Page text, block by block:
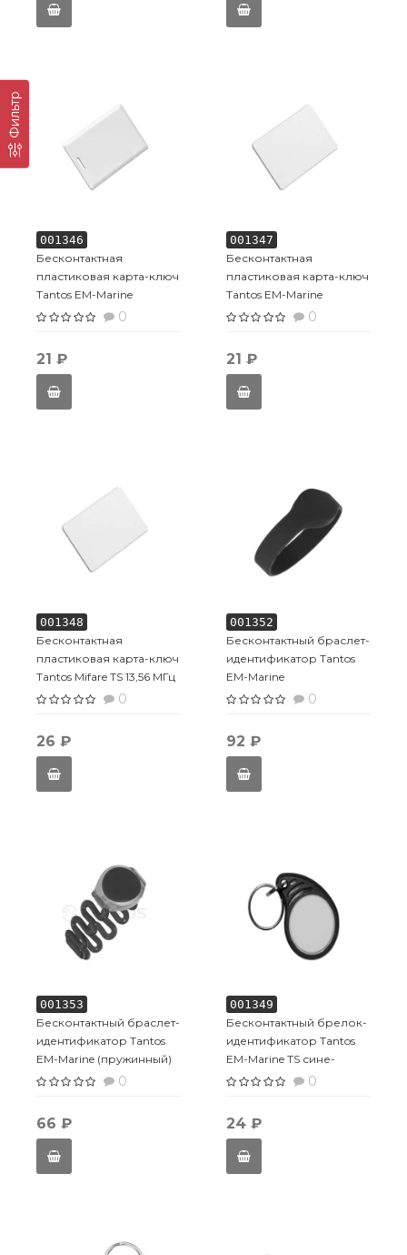
Фильтр
001346
Бесконтактная
пластиковая карта-ключ
Tantos EM-Marine
(толстая) TS
0
21 ₽
001347
Бесконтактная
пластиковая карта-ключ
Tantos EM-Marine
(тонкая) TS
0
21 ₽
001348
Бесконтактная
пластиковая карта-ключ
Tantos Mifare TS 13,56 МГц
1K
0
26 ₽
001352
Бесконтактный браслет-
идентификатор Tantos
EM-Marine
0
92 ₽
001353
Бесконтактный браслет-
идентификатор Tantos
EM-Marine (пружинный)
0
66 ₽
001349
Бесконтактный брелок-
идентификатор Tantos
EM-Marine TS сине-
белый
0
24 ₽